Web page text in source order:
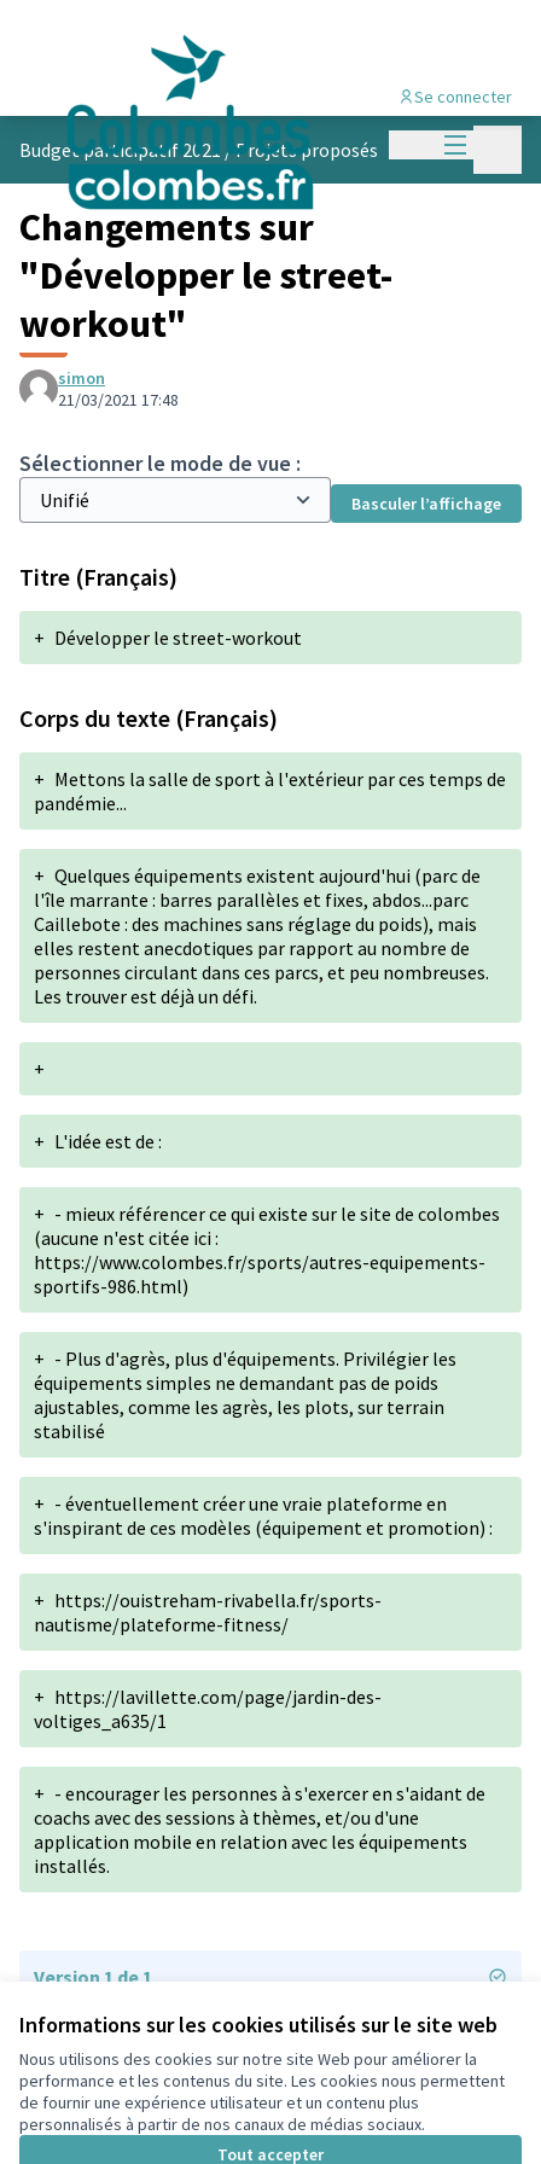
Informations sur les cookies utilisés sur le site web
Nous utilisons des cookies sur notre site Web pour améliorer la
performance et les contenus du site. Les cookies nous permettent
de fournir une expérience utilisateur et un contenu plus
personnalisés à partir de nos canaux de médias sociaux.
Tout accepter
Menu
Se connecter
Budget participatif 2021 /Projets proposés
Changements sur
"Développer le street-
workout"
simon
21/03/2021 17:48
Sélectionner le mode de vue :
Basculer l’affichage
Titre (Français)
+ Développer le street-workout
Corps du texte (Français)
+ Mettons la salle de sport à l'extérieur par ces temps de
pandémie...
+ Quelques équipements existent aujourd'hui (parc de
l'île marrante : barres parallèles et fixes, abdos...parc
Caillebote : des machines sans réglage du poids), mais
elles restent anecdotiques par rapport au nombre de
personnes circulant dans ces parcs, et peu nombreuses.
Les trouver est déjà un défi.
+
+ L'idée est de :
+ - mieux référencer ce qui existe sur le site de colombes
(aucune n'est citée ici :
https://www.colombes.fr/sports/autres-equipements-
sportifs-986.html)
+ - Plus d'agrès, plus d'équipements. Privilégier les
équipements simples ne demandant pas de poids
ajustables, comme les agrès, les plots, sur terrain
stabilisé
+ - éventuellement créer une vraie plateforme en
s'inspirant de ces modèles (équipement et promotion) :
+ https://ouistreham-rivabella.fr/sports-
nautisme/plateforme-fitness/
+ https://lavillette.com/page/jardin-des-
voltiges_a635/1
+ - encourager les personnes à s'exercer en s'aidant de
coachs avec des sessions à thèmes, et/ou d'une
application mobile en relation avec les équipements
installés.
Version 1 de 1
Conditions d'utilisation
Paramètres des cookies
participons.colombes.fr sur Facebook
(Lien externe)